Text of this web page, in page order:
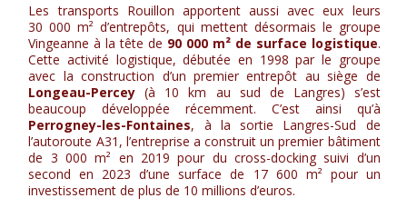
Les transports Rouillon apportent aussi avec eux leurs
30 000 m² d’entrepôts, qui mettent désormais le groupe
Vingeanne à la tête de 90 000 m² de surface logistique.
Cette activité logistique, débutée en 1998 par le groupe
avec la construction d’un premier entrepôt au siège de
Longeau-Percey (à 10 km au sud de Langres) s’est
beaucoup développée récemment. C’est ainsi qu’à
Perrogney-les-Fontaines, à la sortie Langres-Sud de
l’autoroute A31, l’entreprise a construit un premier bâtiment
de 3 000 m² en 2019 pour du cross-docking suivi d’un
second en 2023 d’une surface de 17 600 m² pour un
investissement de plus de 10 millions d’euros.